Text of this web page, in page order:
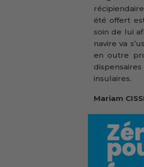
été offert
soin de lui
navire va
en outre
insulaires.
Mariam